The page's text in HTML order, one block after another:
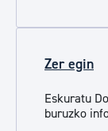
Zer egin
Eskuratu
buruzko